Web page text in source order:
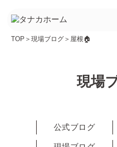
TOP ＞現場ブログ ＞ 屋根🏠
現場
公式ブログ